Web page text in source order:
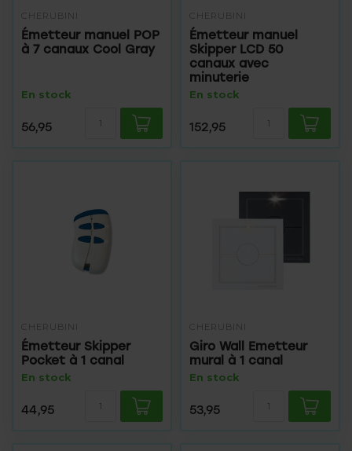
CHERUBINI
Émetteur manuel POP
à 7 canaux Cool Gray
En stock
56,95
CHERUBINI
Émetteur manuel
Skipper LCD 50
canaux avec
minuterie
En stock
152,95
CHERUBINI
Émetteur Skipper
Pocket à 1 canal
En stock
44,95
CHERUBINI
Giro Wall Emetteur
mural à 1 canal
En stock
53,95